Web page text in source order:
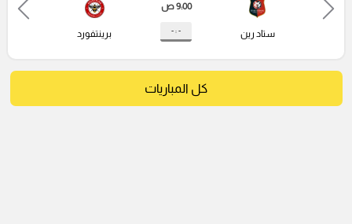
ستاد رين
9:00 ص
- : - برينتفورد
كل المباريات